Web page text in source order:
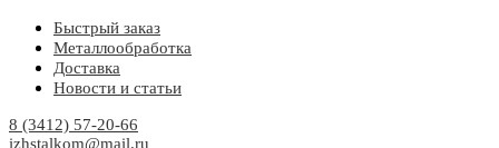
Быстрый заказ
Металлообработка
Доставка
Новости и статьи
8 (3412) 57-20-66
izhstalkom@mail.ru